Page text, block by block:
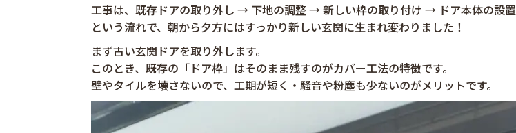
工事は、既存ドアの取り外し → 下地の調整 → 新しい枠の取り付け → ドア本体の設置
という流れで、朝から夕方にはすっかり新しい玄関に生まれ変わりました！
まず古い玄関ドアを取り外します。
このとき、既存の「ドア枠」はそのまま残すのがカバー工法の特徴です。
壁やタイルを壊さないので、工期が短く・騒音や粉塵も少ないのがメリットです。